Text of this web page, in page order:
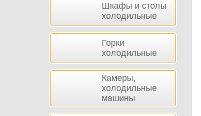
Шкафы и столы
холодильные
Горки
холодильные
Камеры,
холодильные
машины